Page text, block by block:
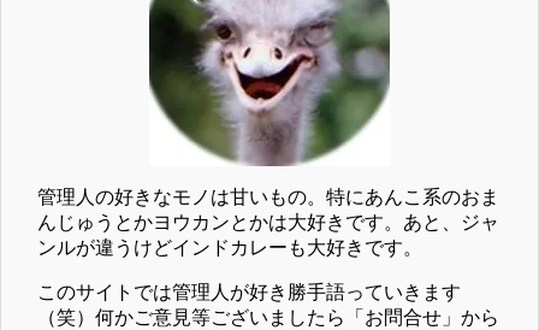
管理人の好きなモノは甘いもの。特にあんこ系のおま
んじゅうとかヨウカンとかは大好きです。あと、ジャ
ンルが違うけどインドカレーも大好きです。
このサイトでは管理人が好き勝手語っていきます
（笑）何かご意見等ございましたら「お問合せ」から